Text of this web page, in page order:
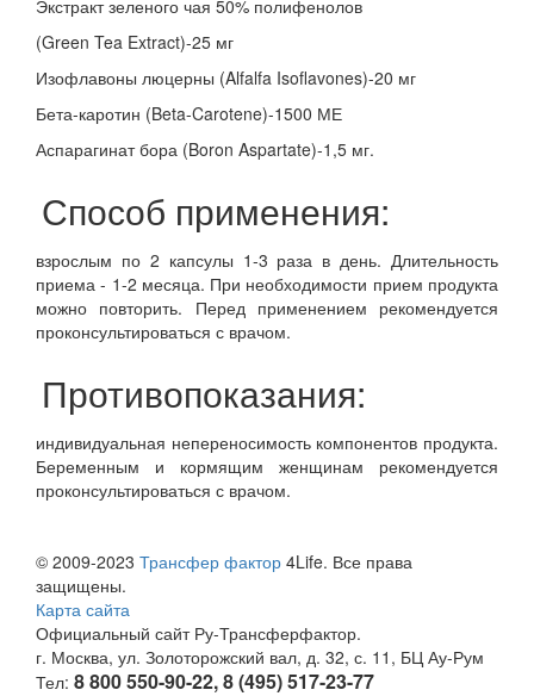
Экстракт зеленого чая 50% полифенолов
(Green Tea Extract)-25 мг
Изофлавоны люцерны (Alfalfa Isoflavones)-20 мг
Бета-каротин (Beta-Carotene)-1500 МЕ
Аспарагинат бора (Boron Aspartate)-1,5 мг.
Способ применения:
взрослым по 2 капсулы 1-3 раза в день. Длительность
приема - 1-2 месяца. При необходимости прием продукта
можно повторить. Перед применением рекомендуется
проконсультироваться с врачом.
Противопоказания:
индивидуальная непереносимость компонентов продукта.
Беременным и кормящим женщинам рекомендуется
проконсультироваться с врачом.
© 2009-2023 Трансфер фактор 4Life. Все права
защищены.
Карта сайта
Официальный сайт Ру-Трансферфактор.
г. Москва, ул. Золоторожский вал, д. 32, с. 11, БЦ Ау-Рум
Тел: 8 800 550-90-22, 8 (495) 517-23-77